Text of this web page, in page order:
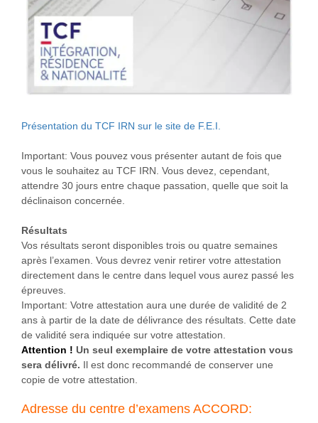
Présentation du TCF IRN sur le site de F.E.I.
Important: Vous pouvez vous présenter autant de fois que
vous le souhaitez au TCF IRN. Vous devez, cependant,
attendre 30 jours entre chaque passation, quelle que soit la
déclinaison concernée.
Résultats
Vos résultats seront disponibles trois ou quatre semaines
après l’examen. Vous devrez venir retirer votre attestation
directement dans le centre dans lequel vous aurez passé les
épreuves.
Important: Votre attestation aura une durée de validité de 2
ans à partir de la date de délivrance des résultats. Cette date
de validité sera indiquée sur votre attestation.
Attention ! Un seul exemplaire de votre attestation vous
sera délivré. Il est donc recommandé de conserver une
copie de votre attestation.
Adresse du centre d’examens ACCORD: